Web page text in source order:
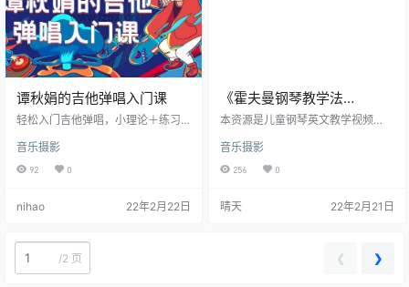
谭秋娟的吉他弹唱入门课
轻松入门吉他弹唱，小理论＋练习
用，掌握和弦，撬开弹唱大门。掌
握十二平均律，音阶口诀。并且带
音乐摄影
92 0
nihao 22年2月22日
《霍夫曼钢琴教学法
Hoffman Academy Piano
程
本资源是儿童钢琴英文教学视频
emy Piano Lessons》的视频课程
下载，共260集，每集播放时长约1
英文字幕，百度云网盘下载，适合5
包括任何年龄的孩子，青少年和***
*，都可以成功而快乐地学习弹钢
音乐摄影
256 0
晴天 22年2月21日
/2 页 ❮ ❯